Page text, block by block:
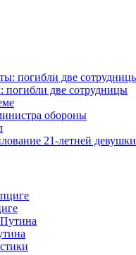
две сотрудницы
обороны
21-летней девушки